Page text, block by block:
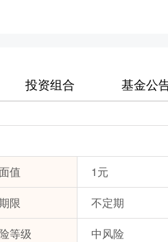
投资组合 基金公
值
1元
限
不定期
等级
中风险